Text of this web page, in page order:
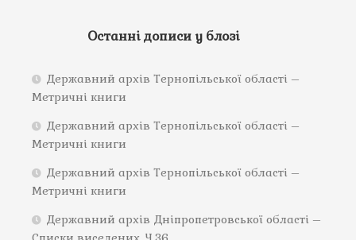
Останні дописи у блозі
Державний архів Тернопільської області –
Метричні книги
Державний архів Тернопільської області –
Метричні книги
Державний архів Тернопільської області –
Метричні книги
Державний архів Дніпропетровської області –